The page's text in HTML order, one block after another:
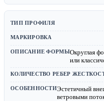
Округлая
или
Эстетичный
ветровыми